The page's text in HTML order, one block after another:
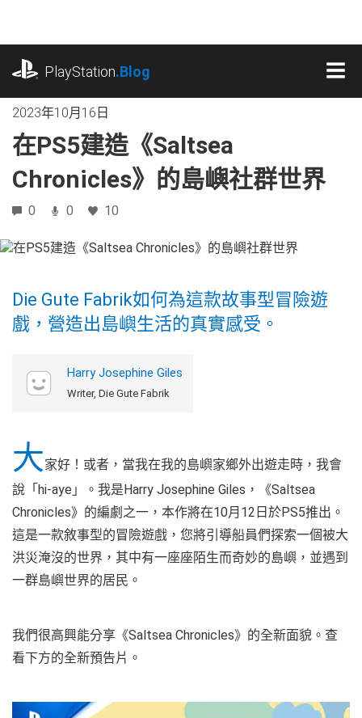
內
PlayStation.Blog
2023年10月16日
在PS5建造《Saltsea
Chronicles》的島嶼社群世界
0 0 10
Die Gute Fabrik如何為這款故事型冒險遊
戲，營造出島嶼生活的真實感受。
Harry Josephine Giles
Writer, Die Gute Fabrik
大家好！或者，當我在我的島嶼家鄉外出遊走時，我會
說「hi-aye」。我是Harry Josephine Giles，《Saltsea
Chronicles》的編劇之一，本作將在10月12日於PS5推出。
這是一款敘事型的冒險遊戲，您將引導船員們探索一個被大
洪災淹沒的世界，其中有一座座陌生而奇妙的島嶼，並遇到
一群島嶼世界的居民。
我們很高興能分享《Saltsea Chronicles》的全新面貌。查
看下方的全新預告片。